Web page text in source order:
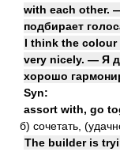
with each other.
подбирает
I think the
very nicely. — Я
хорошо
Syn:
assort with, go
б) сочетать,
The builder is